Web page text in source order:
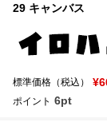
29 キャンバス
標準価格（税込）
ポイント 6pt